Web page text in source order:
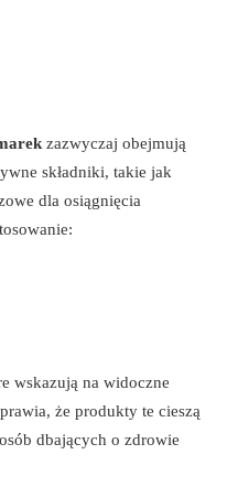
zazwyczaj obejmują
składniki, takie jak
dla osiągnięcia
wskazują na widoczne
że produkty te cieszą
dbających o zdrowie